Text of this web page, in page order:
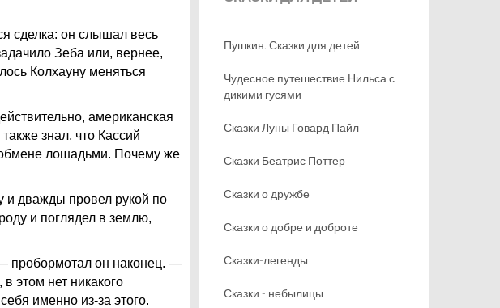
сделка: он слышал весь
Зеба или, вернее,
Колхауну меняться
американская
знал, что Кассий
обмене лошадьми. Почему же
и дважды провел рукой по
и поглядел в землю,
пробормотал он наконец. —
этом нет никакого
именно из-за этого.
Пушкин. Сказки для детей
Чудесное путешествие Нильса с
дикими гусями
Сказки Луны Говард Пайл
Сказки Беатрис Поттер
Сказки о дружбе
Сказки о добре и доброте
Сказки-легенды
Сказки - небылицы